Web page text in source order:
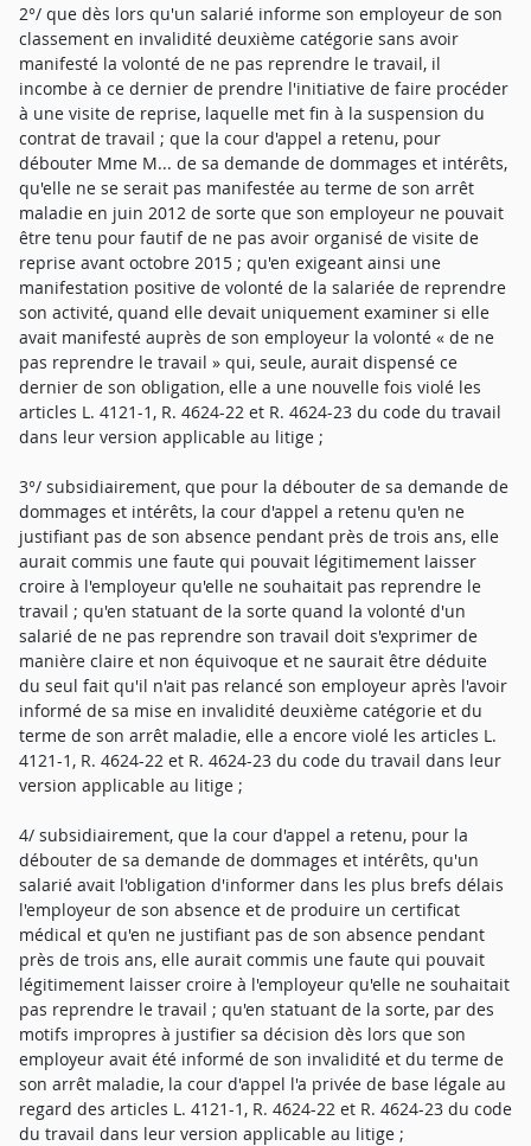
2°/ que dès lors qu'un salarié informe son employeur de son
classement en invalidité deuxième catégorie sans avoir
manifesté la volonté de ne pas reprendre le travail, il
incombe à ce dernier de prendre l'initiative de faire procéder
à une visite de reprise, laquelle met fin à la suspension du
contrat de travail ; que la cour d'appel a retenu, pour
débouter Mme M... de sa demande de dommages et intérêts,
qu'elle ne se serait pas manifestée au terme de son arrêt
maladie en juin 2012 de sorte que son employeur ne pouvait
être tenu pour fautif de ne pas avoir organisé de visite de
reprise avant octobre 2015 ; qu'en exigeant ainsi une
manifestation positive de volonté de la salariée de reprendre
son activité, quand elle devait uniquement examiner si elle
avait manifesté auprès de son employeur la volonté « de ne
pas reprendre le travail » qui, seule, aurait dispensé ce
dernier de son obligation, elle a une nouvelle fois violé les
articles L. 4121-1, R. 4624-22 et R. 4624-23 du code du travail
dans leur version applicable au litige ;
3°/ subsidiairement, que pour la débouter de sa demande de
dommages et intérêts, la cour d'appel a retenu qu'en ne
justifiant pas de son absence pendant près de trois ans, elle
aurait commis une faute qui pouvait légitimement laisser
croire à l'employeur qu'elle ne souhaitait pas reprendre le
travail ; qu'en statuant de la sorte quand la volonté d'un
salarié de ne pas reprendre son travail doit s'exprimer de
manière claire et non équivoque et ne saurait être déduite
du seul fait qu'il n'ait pas relancé son employeur après l'avoir
informé de sa mise en invalidité deuxième catégorie et du
terme de son arrêt maladie, elle a encore violé les articles L.
4121-1, R. 4624-22 et R. 4624-23 du code du travail dans leur
version applicable au litige ;
4/ subsidiairement, que la cour d'appel a retenu, pour la
débouter de sa demande de dommages et intérêts, qu'un
salarié avait l'obligation d'informer dans les plus brefs délais
l'employeur de son absence et de produire un certificat
médical et qu'en ne justifiant pas de son absence pendant
près de trois ans, elle aurait commis une faute qui pouvait
légitimement laisser croire à l'employeur qu'elle ne souhaitait
pas reprendre le travail ; qu'en statuant de la sorte, par des
motifs impropres à justifier sa décision dès lors que son
employeur avait été informé de son invalidité et du terme de
son arrêt maladie, la cour d'appel l'a privée de base légale au
regard des articles L. 4121-1, R. 4624-22 et R. 4624-23 du code
du travail dans leur version applicable au litige ;